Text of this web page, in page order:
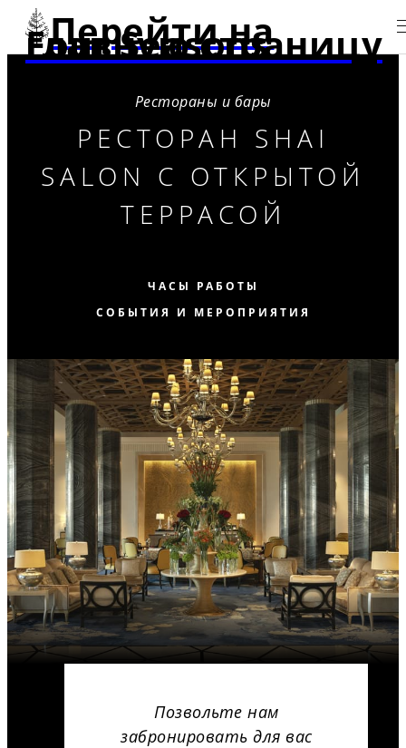
Перейти на
главную страницу Four Seasons
Рестораны и бары
РЕСТОРАН SHAI
SALON С ОТКРЫТОЙ
ТЕРРАСОЙ
ЧАСЫ РАБОТЫ
СОБЫТИЯ И МЕРОПРИЯТИЯ
Позвольте нам
забронировать для вас